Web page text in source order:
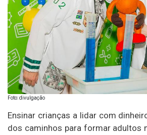
Foto: divulgação
Ensinar crianças a lidar com
dos caminhos para formar adultos